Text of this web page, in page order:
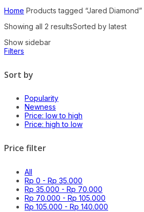
Home Products tagged “Jared Diamond”
Showing all 2 resultsSorted by latest
Show sidebar
Filters
Sort by
Popularity
Newness
Price: low to high
Price: high to low
Price filter
All
Rp 0 - Rp 35.000
Rp 35.000 - Rp 70.000
Rp 70.000 - Rp 105.000
Rp 105.000 - Rp 140.000